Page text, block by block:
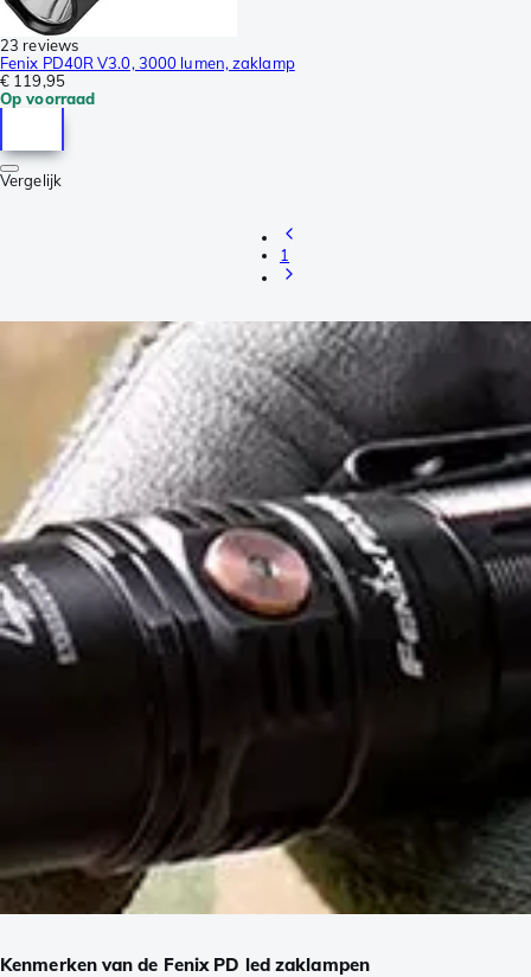
23 reviews
Fenix PD40R V3.0, 3000 lumen, zaklamp
€ 119,95
Op voorraad
Vergelijk
1
Kenmerken van de Fenix PD led zaklampen